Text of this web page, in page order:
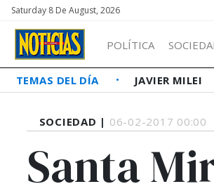
Saturday 8 De August, 2026
POLÍTICA
TEMAS DEL DÍA JAVIER MILEI
SOCIEDAD | 06-02-2017 00:00
Santa